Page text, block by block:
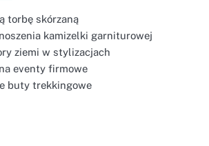
torbę skórzaną
kamizelki garniturowej
ziemi w stylizacjach
eventy firmowe
buty trekkingowe